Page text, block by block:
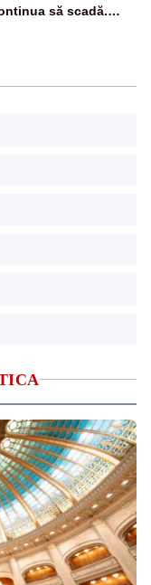
să scadă.
închide în 4 zile